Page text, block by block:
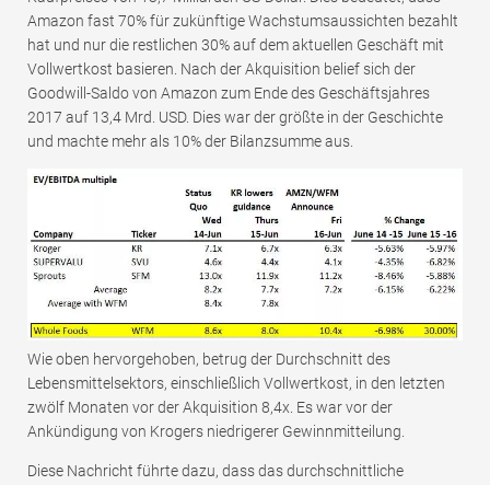
Amazon fast 70% für zukünftige Wachstumsaussichten bezahlt
hat und nur die restlichen 30% auf dem aktuellen Geschäft mit
Vollwertkost basieren. Nach der Akquisition belief sich der
Goodwill-Saldo von Amazon zum Ende des Geschäftsjahres
2017 auf 13,4 Mrd. USD. Dies war der größte in der Geschichte
und machte mehr als 10% der Bilanzsumme aus.
Wie oben hervorgehoben, betrug der Durchschnitt des
Lebensmittelsektors, einschließlich Vollwertkost, in den letzten
zwölf Monaten vor der Akquisition 8,4x. Es war vor der
Ankündigung von Krogers niedrigerer Gewinnmitteilung.
Diese Nachricht führte dazu, dass das durchschnittliche